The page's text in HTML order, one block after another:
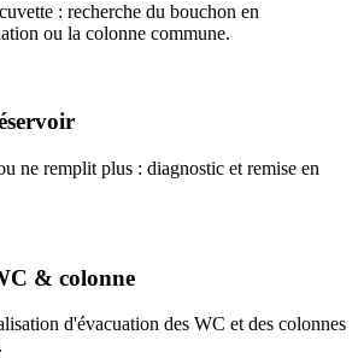
: recherche du bouchon en
ou la colonne commune.
ne remplit plus : diagnostic et remise en
& colonne
d'évacuation des WC et des colonnes